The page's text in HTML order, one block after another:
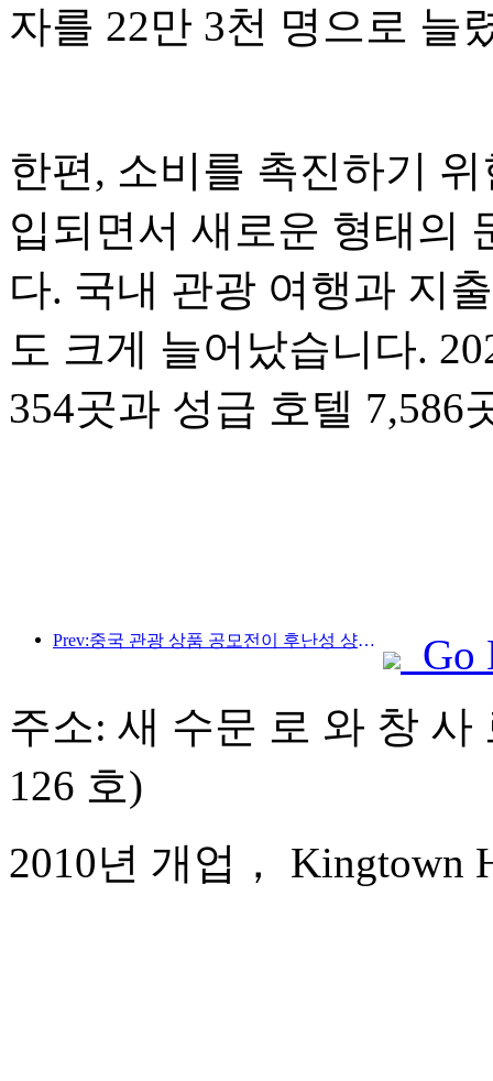
자를 22만 3천 명으로 늘
한편, 소비를 촉진하기
입되면서 새로운 형태의
다. 국내 관광 여행과 지
도 크게 늘어났습니다.
354곳과 성급 호텔 7,586
Prev:중국 관광 상품 공모전이 후난성 샹탄에서 성공적으로 개최되었습니다.
Go
주소: 새 수문 로 와 창
126 호)
2010년 개업， Kingtown